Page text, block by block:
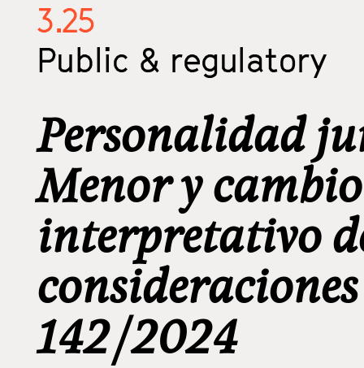
3.25
Public & regulatory
Personalidad
Menor y
interpretativo
142/2024